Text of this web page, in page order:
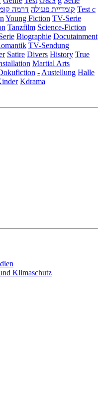
קומדיית פעולה דרמה
Test c
Young Fiction TV-Serie
Tanzfilm Science-Fiction
Biographie Docutainment
TV-Sendung
Satire Divers History True
Martial Arts
- Austellung Halle
Kdrama